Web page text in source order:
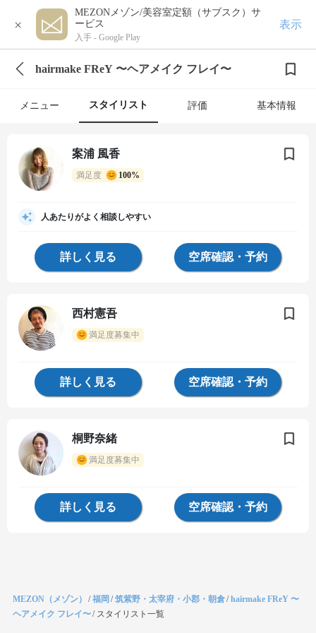
×
MEZONメゾン/美容室定額（サブスク）サ
ービス
入手 - Google Play
表示
hairmake FReY 〜ヘアメイク フレイ〜
メニュー スタイリスト 評価 基本情報
案浦 風香
満足度 100%
人あたりがよく相談しやすい
詳しく見る 空席確認・予約
西村憲吾
満足度募集中
詳しく見る 空席確認・予約
桐野奈緒
満足度募集中
詳しく見る 空席確認・予約
MEZON（メゾン） /福岡 /筑紫野・太宰府・小郡・朝倉/hairmake FReY 〜
ヘアメイク フレイ〜/ スタイリスト一覧